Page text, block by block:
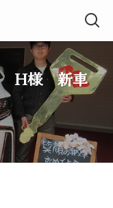
H様 新車